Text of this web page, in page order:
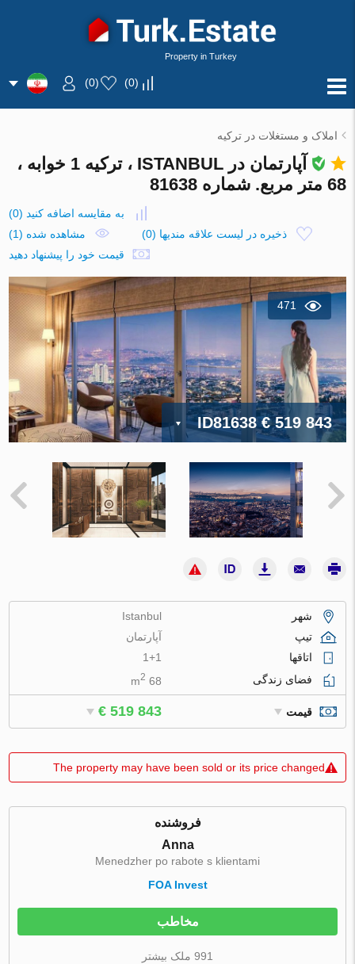
Property in Turkey
(
0
)
(
0
)
املاک و مستغلات در ترکیه
آپارتمان در ISTANBUL ، ترکیه 1 خوابه ،
68 متر مربع. شماره 81638
به مقایسه اضافه کنید (
0
)
ذخیره در لیست علاقه مندیها (
0
)
مشاهده شده (1)
قیمت خود را پیشنهاد دهید
471
ID81638€ 519 843
شهر
Istanbul
تیپ
آپارتمان
اتاقها
1+1
فضای زندگی
68 m
2
قیمت € 519 843
The property may have been sold or its price changed
فروشنده
Anna
Menedzher po rabote s klientami
FOA Invest
مخاطب
991 ملک بیشتر